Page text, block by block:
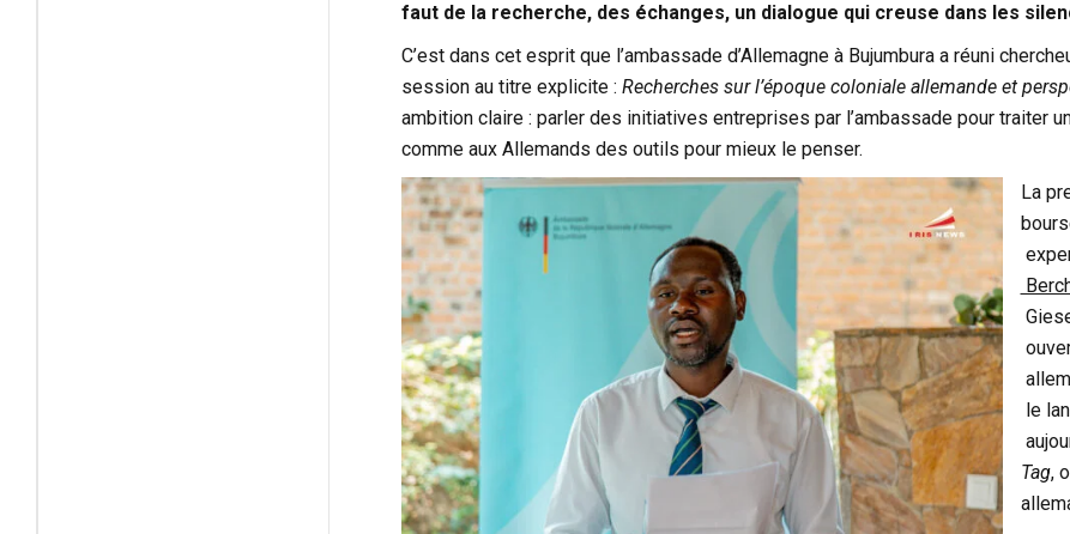
faut de la recherche, des échanges, un dialogue qui creuse dans les
C’est dans cet esprit que l’ambassade d’Allemagne à Bujumbura a réuni
session au titre explicite : Recherches sur l’époque coloniale allemande et
ambition claire : parler des initiatives entreprises par l’ambassade pour traiter
comme aux Allemands des outils pour mieux le penser.
La
le
Tag,